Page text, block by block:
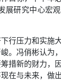
展研究中心宏
行压力和实施
。冯俏彬认为
措新的财力，
在与未来，做